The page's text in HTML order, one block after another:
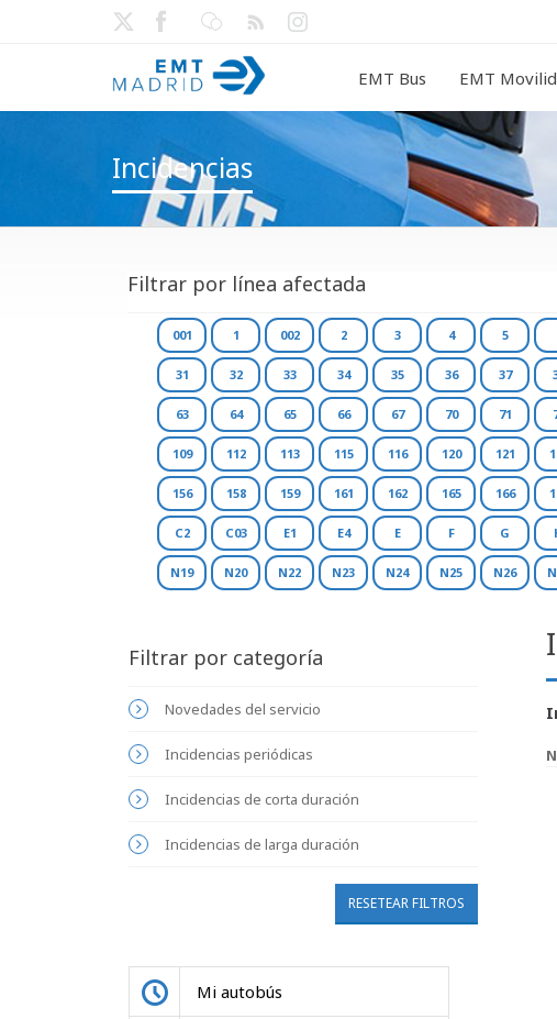
EMT Bus EMT
Incidencias
Filtrar por línea afectada
001 1 002 2 3 4 5
31 32 33 34 35 36 37
63 64 65 66 67 70 71
109 112 113 115 116 120 121
156 158 159 161 162 165 166
C2 C03 E1 E4 E F G
N19 N20 N22 N23 N24 N25 N26
Filtrar por categoría
Novedades del servicio
Incidencias periódicas
Incidencias de corta duración
Incidencias de larga duración
RESETEAR FILTROS
Mi autobús